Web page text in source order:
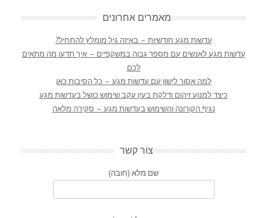
מאמרים אחרונים
עדשות מגע חודשיות – באיזה גיל מומלץ להתחיל?
עדשות מגע לאנשים עם מספר גבוה במשקפיים – איך תדעו מה מתאים
לכם
למה אסור לישון עם עדשות מגע – כל הסיבות כאן
כיצד למנוע זיהום ודלקת בעין עקב שימוש כושל בעדשות מגע
נגיף הקורונה והשימוש בעדשות מגע – סקירה מלאה
צור קשר
שם מלא (חובה)